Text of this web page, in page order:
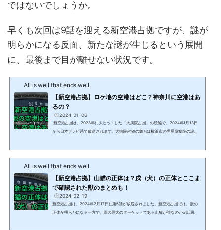
ではないでしょうか。
早くも次回は9話を迎える新空港占拠ですが、謎が
明らかになる反面、新たな謎が生じるという展開
に、最後まで目が離せない状況です。
All is well that ends well.
【新空港占拠】ロケ地の空港はどこ？神奈川に空港はあ
るの？
2024-01-06
新空港占拠は、2023年に大ヒットした『大病院占拠』の続編で、2024年1月13日
から日本テレビ系で放送されます。大病院占拠の舞台は横浜市の界星堂病院の設定
こ？ドラマ新空港占拠のロケ地は、仙台空港です。2024年1月6日に解禁された本編
All is well that ends well.
【新空港占拠】山猫の正体は？戌（犬）の正体とここま
で確認された獣のまとめも！
2024-02-19
新空港占拠は、2024年2月17日に第6話が放送されました。新空港占拠では、獣の
正体が明らかになる一方で、獣の最大のターゲットである山猫が誰なのかが話題に